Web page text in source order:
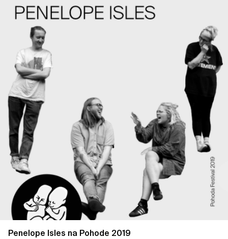
Penelope Isles na Pohode 2019